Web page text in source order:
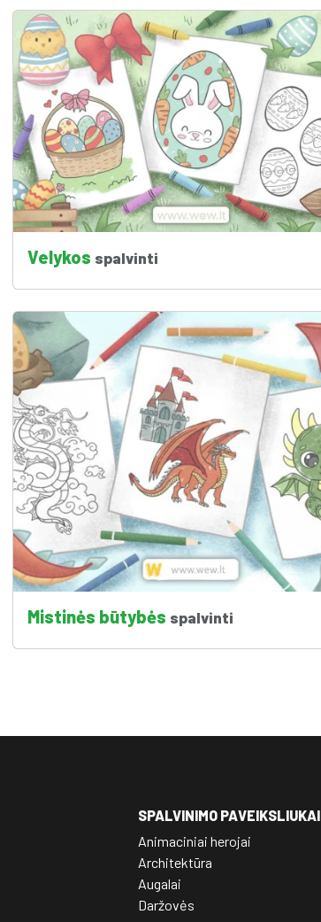
Velykos spalvinti
Mistinės būtybės spalvinti
SPALVINIMO PAVEIKSLIUKAI
Animaciniai herojai
Architektūra
Augalai
Daržovės